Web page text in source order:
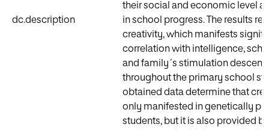
dc.description
their social and economic level
in school progress. The results
creativity, which manifests
correlation with intelligence,
and family´s stimulation
throughout the primary school
obtained data determine that
only manifested in genetically
students, but it is also provided